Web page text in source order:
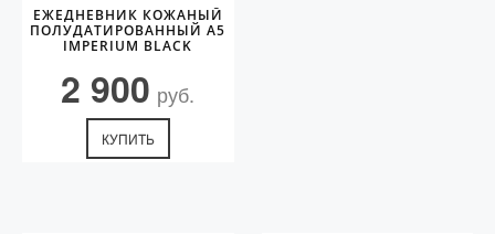
ЕЖЕДНЕВНИК КОЖАНЫЙ
ПОЛУДАТИРОВАННЫЙ А5
IMPERIUM BLACK
2 900 руб.
КУПИТЬ